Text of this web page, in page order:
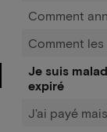
Comment
Comment
Je suis
expiré
J'ai payé